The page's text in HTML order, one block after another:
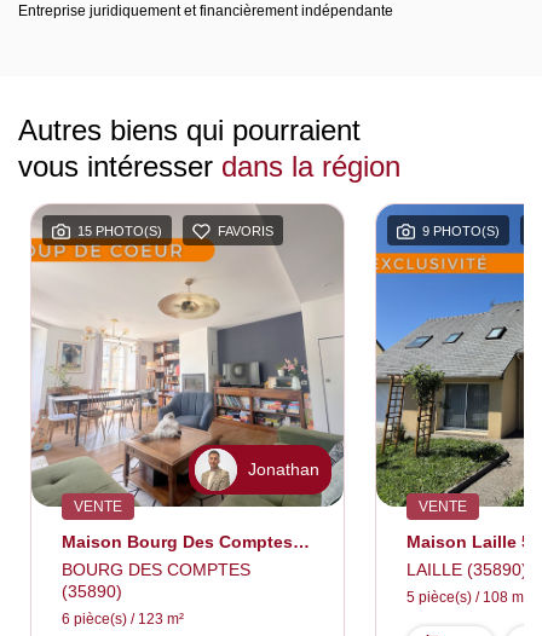
Entreprise juridiquement et financièrement indépendante
Autres biens qui pourraient
vous intéresser dans la région
15 PHOTO(S) FAVORIS
Jonathan
VENTE
Maison Bourg Des Comptes 6 Pièce(s) 123m2
BOURG DES COMPTES
(35890)
6 pièce(s) / 123 m²
9 PHOTO(S)
VENTE
LAILLE (35890)
5 pièce(s) / 108 m²